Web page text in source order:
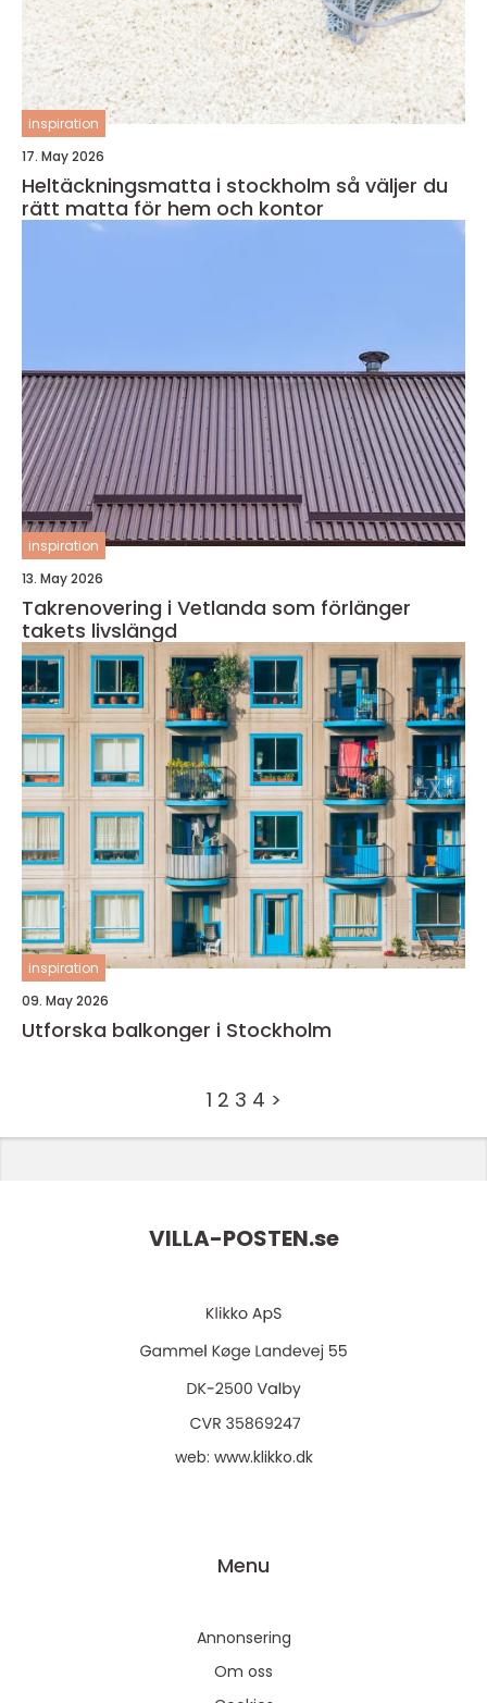
inspiration
17. May 2026
Heltäckningsmatta i stockholm så väljer du
rätt matta för hem och kontor
inspiration
13. May 2026
Takrenovering i Vetlanda som förlänger
takets livslängd
inspiration
09. May 2026
Utforska balkonger i Stockholm
1 2 3 4 >
VILLA-POSTEN.se
web: www.klikko.dk
Menu
Annonsering
Om oss